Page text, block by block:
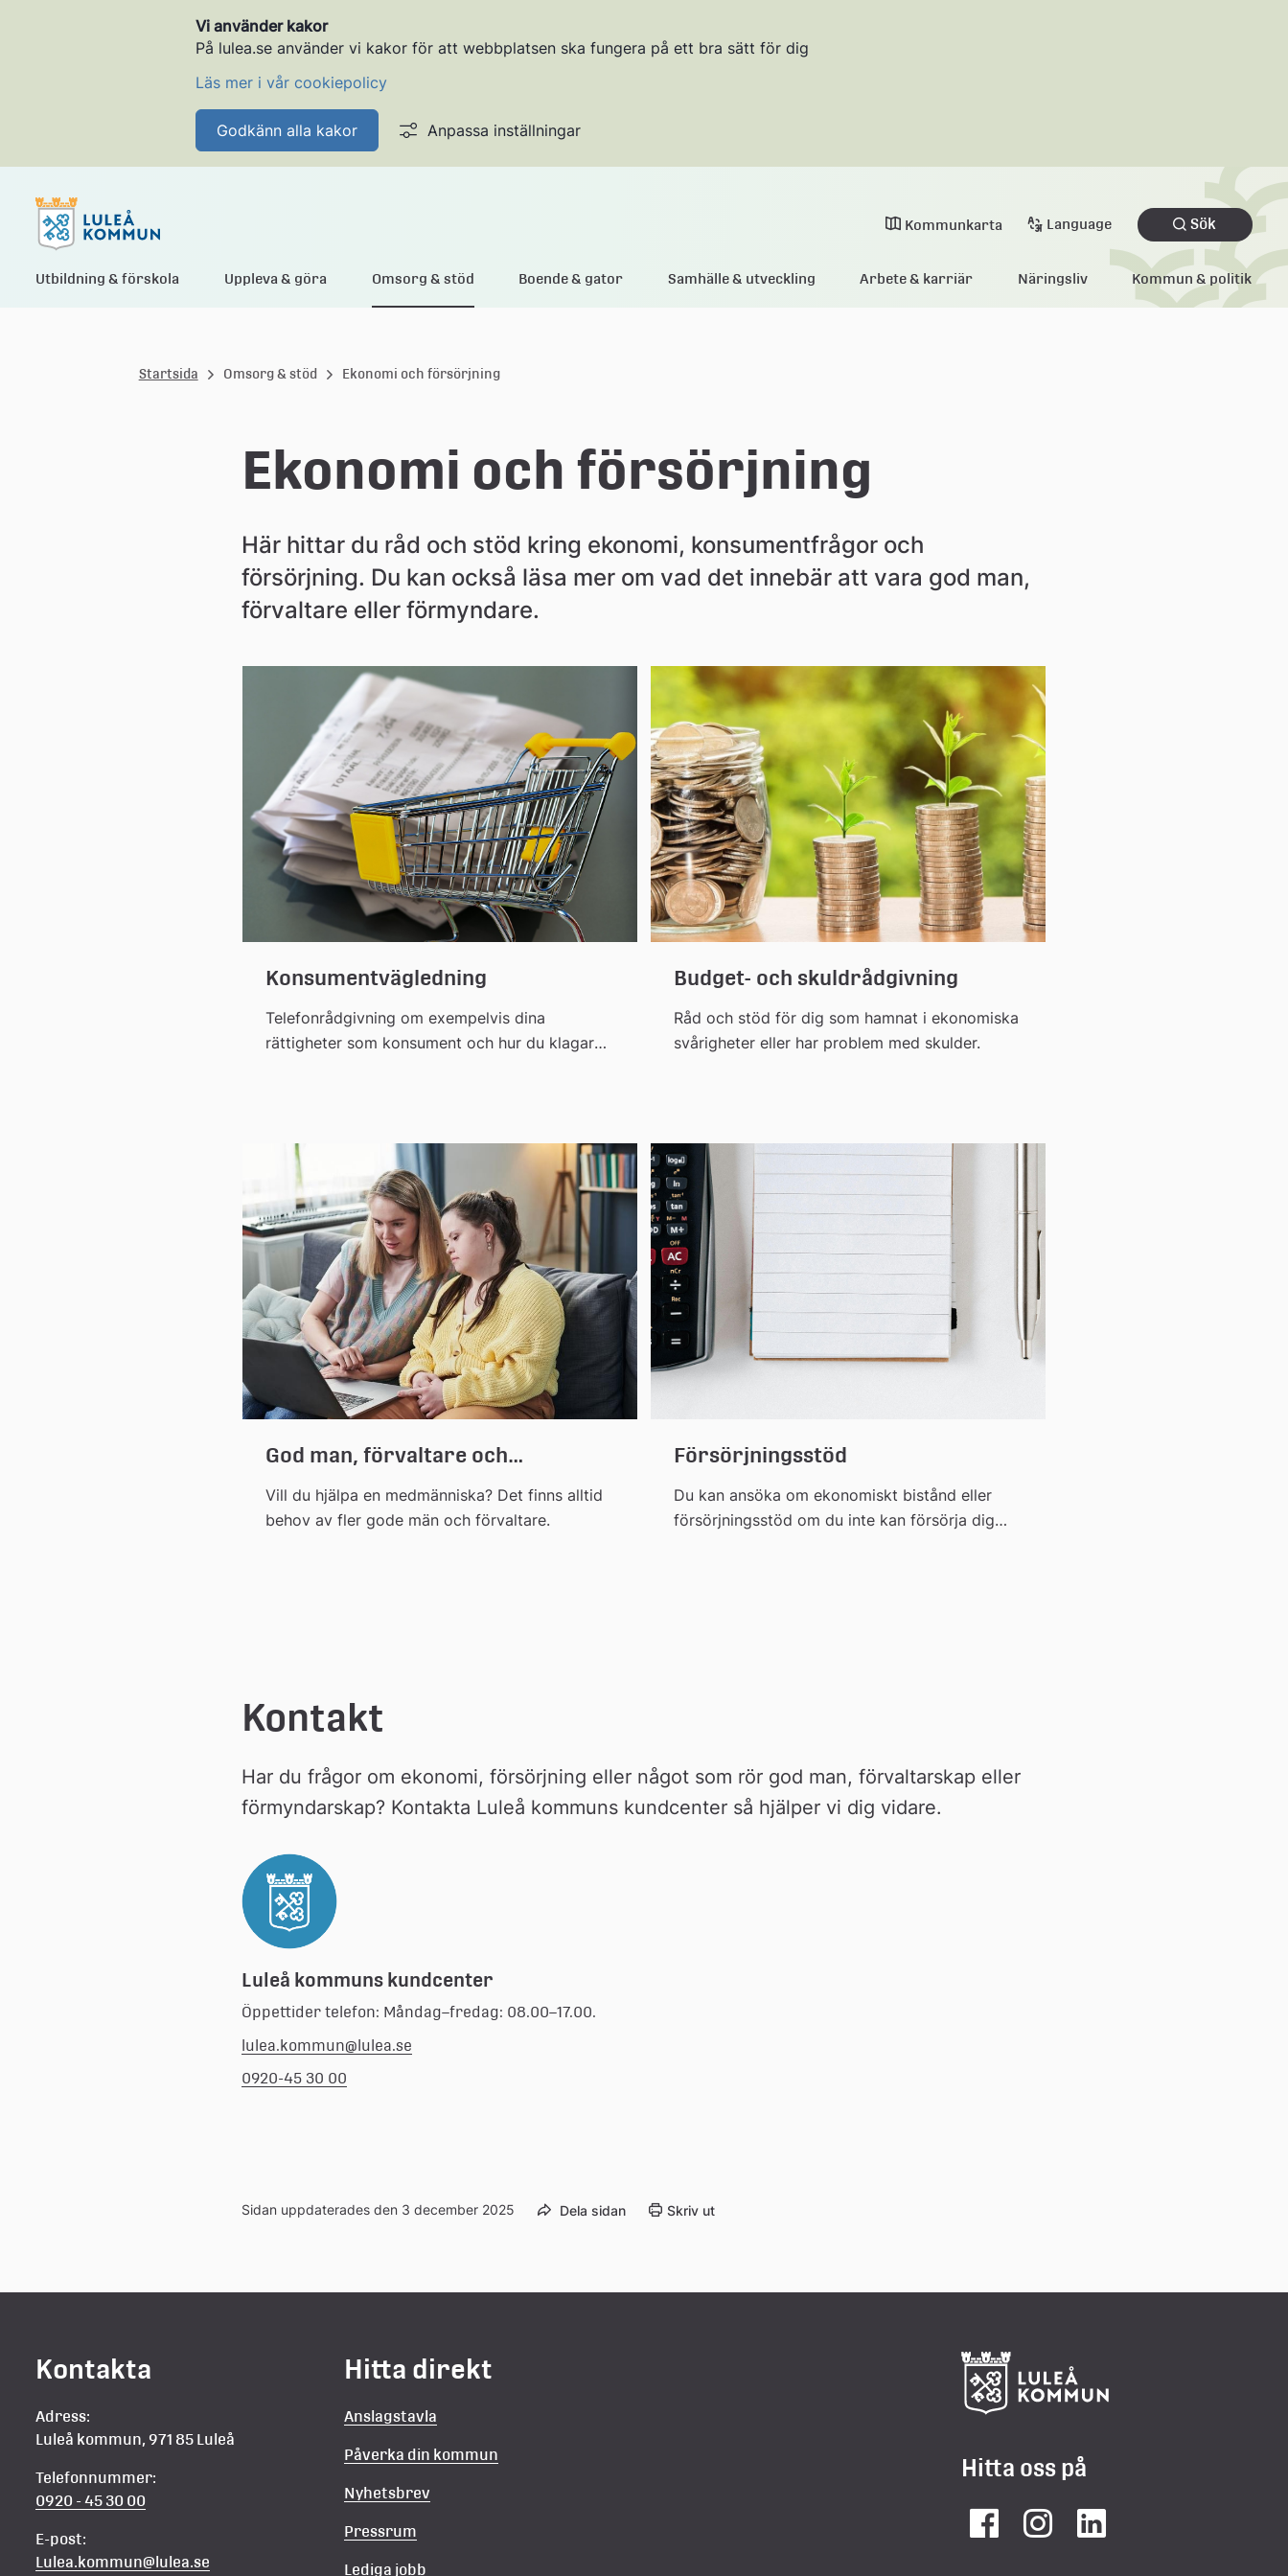
Vi använder kakor
På lulea.se använder vi kakor för att webbplatsen ska fungera på ett bra sätt för dig
Läs mer i vår cookiepolicy
Godkänn alla kakor Anpassa inställningar
L
Kommunkarta Language Sök
Utbildning & förskola Uppleva & göra Omsorg & stöd Boende & gator Samhälle & utveckling Arbete & karriär Näringsliv Kommun & politik
Startsida Omsorg & stöd Ekonomi och försörjning
Ekonomi och försörjning
Här hittar du råd och stöd kring ekonomi, konsumentfrågor och
försörjning. Du kan också läsa mer om vad det innebär att vara god man,
förvaltare eller förmyndare.
Konsumentvägledning
Telefonrådgivning om exempelvis dina
rättigheter som konsument och hur du klagar
Budget- och skuldrådgivning
Råd och stöd för dig som hamnat i ekonomiska
svårigheter eller har problem med skulder.
God man, förvaltare och
Vill du hjälpa en medmänniska? Det finns alltid
behov av fler gode män och förvaltare.
Försörjningsstöd
Du kan ansöka om ekonomiskt bistånd eller
försörjningsstöd om du inte kan försörja dig
Kontakt
Har du frågor om ekonomi, försörjning eller något som rör god man, förvaltarskap eller
förmyndarskap? Kontakta Luleå kommuns kundcenter så hjälper vi dig vidare.
Luleå kommuns kundcenter
Öppettider telefon: Måndag–fredag: 08.00–17.00.
lulea.kommun@lulea.se
0920-45 30 00
Sidan uppdaterades den 3 december 2025 Dela sidan Skriv ut
Kontakta
Adress:
Luleå kommun, 971 85 Luleå
Telefonnummer:
0920 - 45 30 00
E-post:
Lulea.kommun@lulea.se
Hitta direkt
Anslagstavla
Påverka din kommun
Nyhetsbrev
Pressrum
Lediga jobb
Hitta oss på
FacebookInstagramLinkedIn